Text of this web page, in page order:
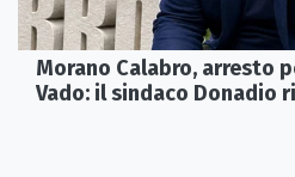
Morano Calabro, arresto
Vado: il sindaco Donadio